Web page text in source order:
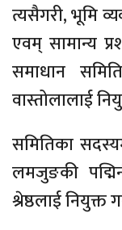
त्यसैगरी, भूमि
एवम् सामान्य
समाधान
वास्तोलालाई
समितिका
लमजुङकी
श्रेष्ठलाई नियुक्त